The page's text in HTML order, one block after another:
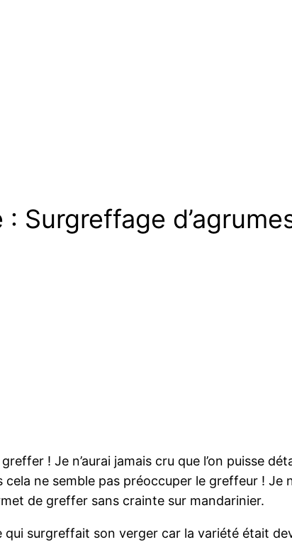
Surgreffage
! Je n’aurai jamais cru que l’on puisse
ne semble pas préoccuper le greffeur ! Je
de greffer sans crainte sur mandarinier.
surgreffait son verger car la variété était